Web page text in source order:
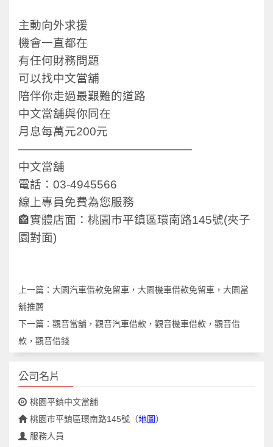
主動向外求援
機會一直都在
有任何財務問題
可以找中文當舖
陪伴你走過最艱難的道路
中文當舖與你同在
月息每萬元200元
———————————————
中文當舖
電話：03-4945566
線上專員免費為您服務
🏤實體店面：桃園市平鎮區環南路145號(夾子
園對面)
上一篇： 大園汽車借款免留車，大園機車借款免留車，大園當
舖推薦
下一篇： 觀音當舖，觀音汽車借款，觀音機車借款，觀音借
款，觀音借錢
公司名片
桃園平鎮中文當舖
桃園市平鎮區環南路145號 （地圖）
服務人員